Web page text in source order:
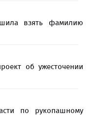
взять фамилию
об ужесточении
по рукопашному